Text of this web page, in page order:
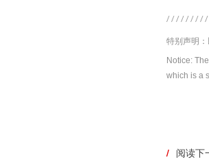
特别声明
Notice:
which is a
/ 阅读下